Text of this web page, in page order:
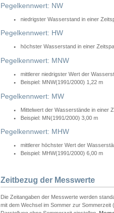
Pegelkennwert: NW
niedrigster Wasserstand in einer
Pegelkennwert: HW
höchster Wasserstand in einer
Pegelkennwert: MNW
mittlerer niedrigster Wert der
Beispiel: MNW(1991/2000) 1,22 m
Pegelkennwert: MW
Mittelwert der Wasserstände in einer
Beispiel: MN(1991/2000) 3,00 m
Pegelkennwert: MHW
mittlerer höchster Wert der
Beispiel: MHW(1991/2000) 6,00 m
Zeitbezug der Messwerte
Die Zeitangaben der Messwerte werden
mit dem Wechsel im Sommer zur Sommerzeit